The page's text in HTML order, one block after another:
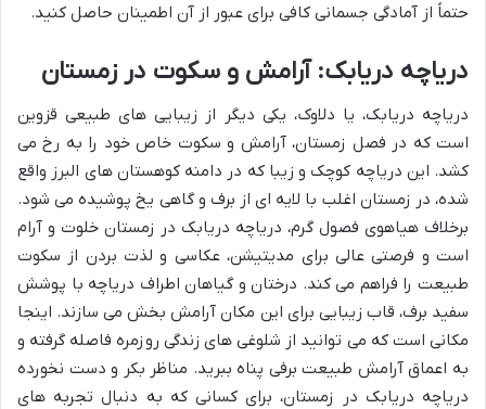
حتماً از آمادگی جسمانی کافی برای عبور از آن اطمینان حاصل کنید.
دریاچه دریابک: آرامش و سکوت در زمستان
دریاچه دریابک، یا دلاوک، یکی دیگر از زیبایی های طبیعی قزوین
است که در فصل زمستان، آرامش و سکوت خاص خود را به رخ می
کشد. این دریاچه کوچک و زیبا که در دامنه کوهستان های البرز واقع
شده، در زمستان اغلب با لایه ای از برف و گاهی یخ پوشیده می شود.
برخلاف هیاهوی فصول گرم، دریاچه دریابک در زمستان خلوت و آرام
است و فرصتی عالی برای مدیتیشن، عکاسی و لذت بردن از سکوت
طبیعت را فراهم می کند. درختان و گیاهان اطراف دریاچه با پوشش
سفید برف، قاب زیبایی برای این مکان آرامش بخش می سازند. اینجا
مکانی است که می توانید از شلوغی های زندگی روزمره فاصله گرفته و
به اعماق آرامش طبیعت برفی پناه ببرید. مناظر بکر و دست نخورده
دریاچه دریابک در زمستان، برای کسانی که به دنبال تجربه های